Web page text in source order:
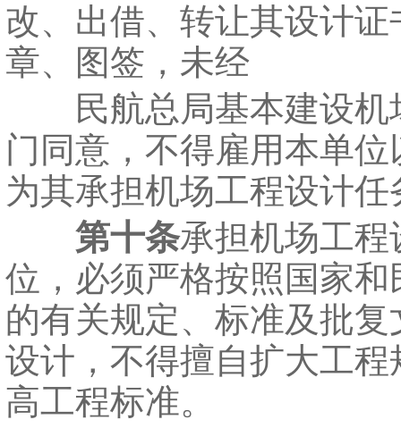
改、出借、转让其设计证
章、图签，未经
民航总局基本建设机
门同意，不得雇用本单位
为其承担机场工程设计任
第十条承担机场工程
位，必须严格按照国家和
的有关规定、标准及批复
设计，不得擅自扩大工程
高工程标准。